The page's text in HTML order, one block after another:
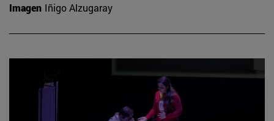
Imagen Iñigo Alzugaray